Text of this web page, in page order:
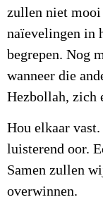
zullen niet
naïevelingen in
begrepen. Nog
wanneer die
Hezbollah, zich
Hou elkaar
luisterend oor.
Samen zullen
overwinnen.